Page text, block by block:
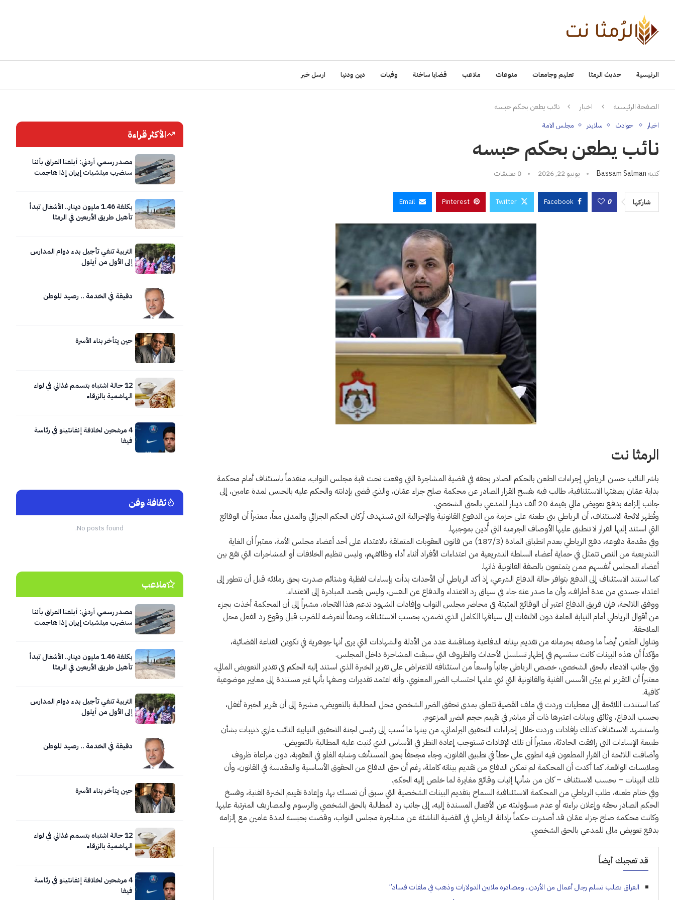
الرئيسية حديث الرمثا تعليم وجامعات منوعات ملاعب قضايا ساخنة وفيات دين ودنيا ارسل خبر
الصفحة الرئيسية اخبار نائب يطعن بحكم حبسه
اخبار حوادث سلايدر مجلس الامة
نائب يطعن بحكم حبسه
كتبهBassam Salman يونيو 22, 2026 0 تعليقات
شاركها 0
Facebook
Twitter
Pinterest
Email
الرمثا نت
باشر النائب حسن الرياطي إجراءات الطعن بالحكم الصادر بحقه في قضية المشاجرة التي وقعت تحت قبة مجلس النواب، متقدماً باستئناف أمام محكمة
بداية عمّان بصفتها الاستئنافية، طالب فيه بفسخ القرار الصادر عن محكمة صلح جزاء عمّان، والذي قضى بإدانته والحكم عليه بالحبس لمدة عامين، إلى
جانب إلزامه بدفع تعويض مالي بقيمة 20 ألف دينار للمدعي بالحق الشخصي.
وتُظهر لائحة الاستئناف، أن الرياطي بنى طعنه على حزمة من الدفوع القانونية والإجرائية التي تستهدف أركان الحكم الجزائي والمدني معاً، معتبراً أن الوقائع
التي استند إليها القرار لا تنطبق عليها الأوصاف الجرمية التي أُدين بموجبها.
وفي مقدمة دفوعه، دفع الرياطي بعدم انطباق المادة (187/3) من قانون العقوبات المتعلقة بالاعتداء على أحد أعضاء مجلس الأمة، معتبراً أن الغاية
التشريعية من النص تتمثل في حماية أعضاء السلطة التشريعية من اعتداءات الأفراد أثناء أداء وظائفهم، وليس تنظيم الخلافات أو المشاجرات التي تقع بين
أعضاء المجلس أنفسهم ممن يتمتعون بالصفة القانونية ذاتها.
كما استند الاستئناف إلى الدفع بتوافر حالة الدفاع الشرعي، إذ أكد الرياطي أن الأحداث بدأت بإساءات لفظية وشتائم صدرت بحق زملائه قبل أن تتطور إلى
اعتداء جسدي من عدة أطراف، وأن ما صدر عنه جاء في سياق رد الاعتداء والدفاع عن النفس، وليس بقصد المبادرة إلى الاعتداء.
ووفق اللائحة، فإن فريق الدفاع اعتبر أن الوقائع المثبتة في محاضر مجلس النواب وإفادات الشهود تدعم هذا الاتجاه، مشيراً إلى أن المحكمة أخذت بجزء
من أقوال الرياطي أمام النيابة العامة دون الالتفات إلى سياقها الكامل الذي تضمن، بحسب الاستئناف، وصفاً لتعرضه للضرب قبل وقوع رد الفعل محل
الملاحقة.
وتناول الطعن أيضاً ما وصفه بحرمانه من تقديم بيناته الدفاعية ومناقشة عدد من الأدلة والشهادات التي يرى أنها جوهرية في تكوين القناعة القضائية،
مؤكداً أن هذه البينات كانت ستسهم في إظهار تسلسل الأحداث والظروف التي سبقت المشاجرة داخل المجلس.
وفي جانب الادعاء بالحق الشخصي، خصص الرياطي جانباً واسعاً من استئنافه للاعتراض على تقرير الخبرة الذي استند إليه الحكم في تقدير التعويض المالي،
معتبراً أن التقرير لم يبيّن الأسس الفنية والقانونية التي بُني عليها احتساب الضرر المعنوي، وأنه اعتمد تقديرات وصفها بأنها غير مستندة إلى معايير موضوعية
كافية.
كما استندت اللائحة إلى معطيات وردت في ملف القضية تتعلق بمدى تحقق الضرر الشخصي محل المطالبة بالتعويض، مشيرة إلى أن تقرير الخبرة أغفل،
بحسب الدفاع، وثائق وبيانات اعتبرها ذات أثر مباشر في تقييم حجم الضرر المزعوم.
واستشهد الاستئناف كذلك بإفادات وردت خلال إجراءات التحقيق البرلماني، من بينها ما نُسب إلى رئيس لجنة التحقيق النيابية النائب غازي ذنيبات بشأن
طبيعة الإساءات التي رافقت الحادثة، معتبراً أن تلك الإفادات تستوجب إعادة النظر في الأساس الذي بُنيت عليه المطالبة بالتعويض.
وأضافت اللائحة أن القرار المطعون فيه انطوى على خطأ في تطبيق القانون، وجاء مجحفاً بحق المستأنف وشابه الغلو في العقوبة، دون مراعاة ظروف
وملابسات الواقعة. كما أكدت أن المحكمة لم تمكن الدفاع من تقديم بيناته كاملة، رغم أن حق الدفاع من الحقوق الأساسية والمقدسة في القانون، وأن
تلك البينات – بحسب الاستئناف – كان من شأنها إثبات وقائع مغايرة لما خلص إليه الحكم.
وفي ختام طعنه، طلب الرياطي من المحكمة الاستئنافية السماح بتقديم البينات الشخصية التي سبق أن تمسك بها، وإعادة تقييم الخبرة الفنية، وفسخ
الحكم الصادر بحقه وإعلان براءته أو عدم مسؤوليته عن الأفعال المسندة إليه، إلى جانب رد المطالبة بالحق الشخصي والرسوم والمصاريف المترتبة عليها.
وكانت محكمة صلح جزاء عمّان قد أصدرت حكماً بإدانة الرياطي في القضية الناشئة عن مشاجرة مجلس النواب، وقضت بحبسه لمدة عامين مع إلزامه
بدفع تعويض مالي للمدعي بالحق الشخصي.
قد تعجبك أيضاً
العراق يطلب تسلم رجال أعمال من الأردن.. ومصادرة ملايين الدولارات وذهب في ملفات فساد”
الأكثر قراءة
مصدر رسمي أردني: أبلغنا العراق بأننا
سنضرب ميلشيات إيران إذا هاجمت
بكلفة 1.46 مليون دينار.. الأشغال تبدأ
تأهيل طريق الأربعين في الرمثا
التربية تنفي تأجيل بدء دوام المدارس
إلى الأول من أيلول
دقيقة في الخدمة .. رصيد للوطن
حين يتأخر بناء الأسرة
12 حالة اشتباه بتسمم غذائي في لواء
الهاشمية بالزرقاء
4 مرشحين لخلافة إنفانتينو في رئاسة
فيفا
ثقافة وفن
No posts found.
ملاعب
مصدر رسمي أردني: أبلغنا العراق بأننا
سنضرب ميلشيات إيران إذا هاجمت
بكلفة 1.46 مليون دينار.. الأشغال تبدأ
تأهيل طريق الأربعين في الرمثا
التربية تنفي تأجيل بدء دوام المدارس
إلى الأول من أيلول
دقيقة في الخدمة .. رصيد للوطن
حين يتأخر بناء الأسرة
12 حالة اشتباه بتسمم غذائي في لواء
الهاشمية بالزرقاء
4 مرشحين لخلافة إنفانتينو في رئاسة
فيفا